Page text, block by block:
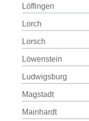
Löffingen
Lorch
Lorsch
Löwenstein
Ludwigsburg
Magstadt
Mainhardt